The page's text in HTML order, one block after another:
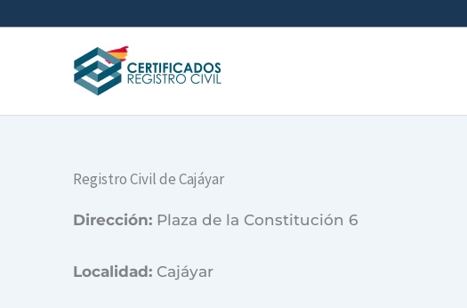
Registro Civil de Cajáyar
Dirección: Plaza de la Constitución 6
Localidad: Cajáyar